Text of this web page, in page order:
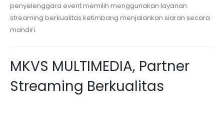
penyelenggara event memilih menggunakan layanan
streaming berkualitas ketimbang menjalankan siaran secara
mandiri.
MKVS MULTIMEDIA, Partner
Streaming Berkualitas